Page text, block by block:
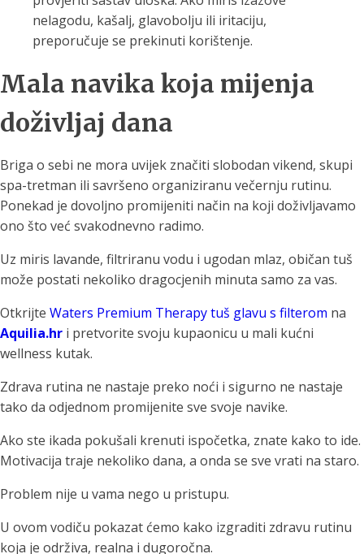
nelagodu, kašalj, glavobolju ili iritaciju,
preporučuje se prekinuti korištenje.
Mala navika koja mijenja
doživljaj dana
Briga o sebi ne mora uvijek značiti slobodan vikend, skupi
spa-tretman ili savršeno organiziranu večernju rutinu.
Ponekad je dovoljno promijeniti način na koji doživljavamo
ono što već svakodnevno radimo.
Uz miris lavande, filtriranu vodu i ugodan mlaz, običan tuš
može postati nekoliko dragocjenih minuta samo za vas.
Otkrijte Waters Premium Therapy tuš glavu s filterom na
Aquilia.hr i pretvorite svoju kupaonicu u mali kućni
wellness kutak.
Zdrava rutina ne nastaje preko noći i sigurno ne nastaje
tako da odjednom promijenite sve svoje navike.
Ako ste ikada pokušali krenuti ispočetka, znate kako to ide.
Motivacija traje nekoliko dana, a onda se sve vrati na staro.
Problem nije u vama nego u pristupu.
U ovom vodiču pokazat ćemo kako izgraditi zdravu rutinu
koja je održiva, realna i dugoročna.